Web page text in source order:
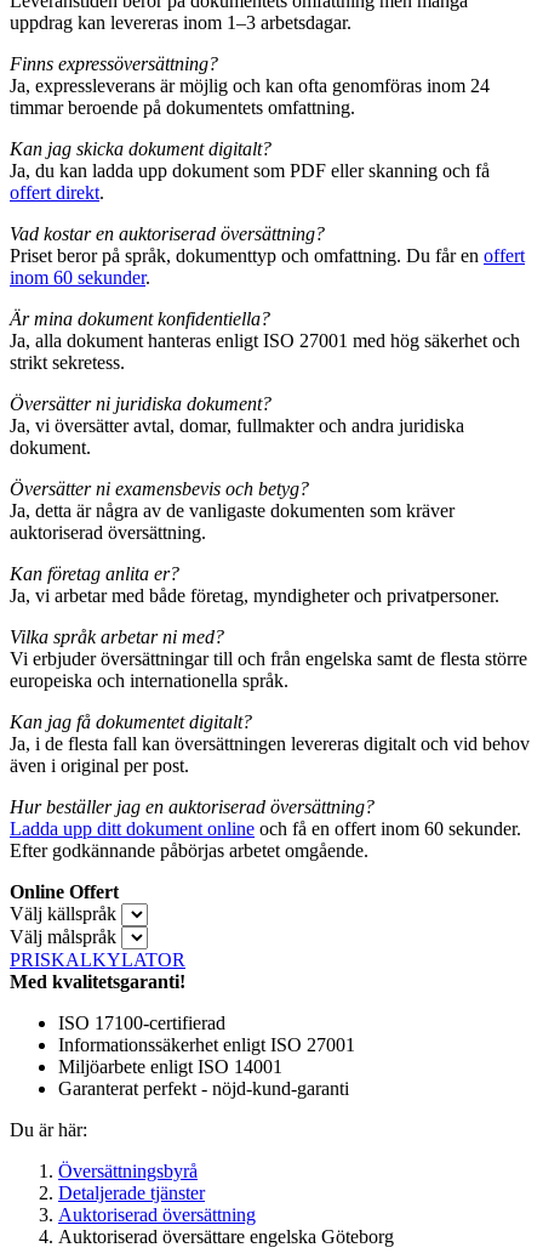
uppdrag kan levereras inom 1–3 arbetsdagar.
Finns expressöversättning?
Ja, expressleverans är möjlig och kan ofta genomföras inom 24
timmar beroende på dokumentets omfattning.
Kan jag skicka dokument digitalt?
Ja, du kan ladda upp dokument som PDF eller skanning och få
offert direkt.
Vad kostar en auktoriserad översättning?
Priset beror på språk, dokumenttyp och omfattning. Du får en offert
inom 60 sekunder.
Är mina dokument konfidentiella?
Ja, alla dokument hanteras enligt ISO 27001 med hög säkerhet och
strikt sekretess.
Översätter ni juridiska dokument?
Ja, vi översätter avtal, domar, fullmakter och andra juridiska
dokument.
Översätter ni examensbevis och betyg?
Ja, detta är några av de vanligaste dokumenten som kräver
auktoriserad översättning.
Kan företag anlita er?
Ja, vi arbetar med både företag, myndigheter och privatpersoner.
Vilka språk arbetar ni med?
Vi erbjuder översättningar till och från engelska samt de flesta större
europeiska och internationella språk.
Kan jag få dokumentet digitalt?
Ja, i de flesta fall kan översättningen levereras digitalt och vid behov
även i original per post.
Hur beställer jag en auktoriserad översättning?
Ladda upp ditt dokument online och få en offert inom 60 sekunder.
Efter godkännande påbörjas arbetet omgående.
Online Offert
Välj källspråk
Välj målspråk
PRISKALKYLATOR
Med kvalitetsgaranti!
ISO 17100-certifierad
Informationssäkerhet enligt ISO 27001
Miljöarbete enligt ISO 14001
Garanterat perfekt - nöjd-kund-garanti
Du är här:
Översättningsbyrå
Detaljerade tjänster
Auktoriserad översättning
Auktoriserad översättare engelska Göteborg